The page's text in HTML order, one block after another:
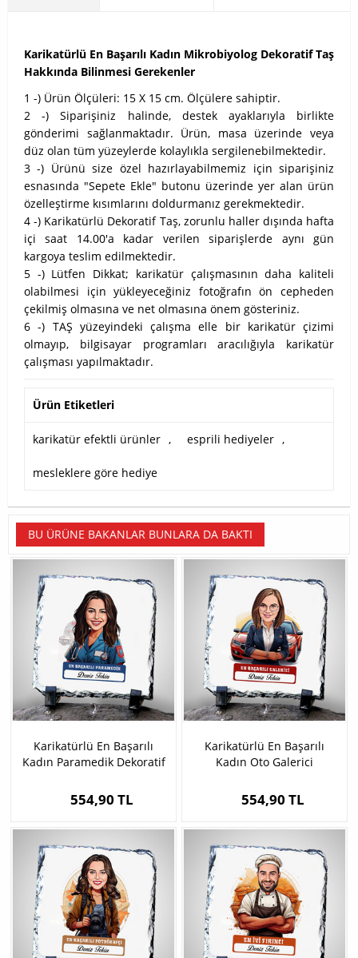
Karikatürlü En Başarılı Kadın Mikrobiyolog Dekoratif Taş
Hakkında Bilinmesi Gerekenler
1 -) Ürün Ölçüleri: 15 X 15 cm. Ölçülere sahiptir.
2 -) Siparişiniz halinde, destek ayaklarıyla birlikte
gönderimi sağlanmaktadır. Ürün, masa üzerinde veya
düz olan tüm yüzeylerde kolaylıkla sergilenebilmektedir.
3 -) Ürünü size özel hazırlayabilmemiz için siparişiniz
esnasında "Sepete Ekle" butonu üzerinde yer alan ürün
özelleştirme kısımlarını doldurmanız gerekmektedir.
4 -) Karikatürlü Dekoratif Taş, zorunlu haller dışında hafta
içi saat 14.00'a kadar verilen siparişlerde aynı gün
kargoya teslim edilmektedir.
5 -) Lütfen Dikkat; karikatür çalışmasının daha kaliteli
olabilmesi için yükleyeceğiniz fotoğrafın ön cepheden
çekilmiş olmasına ve net olmasına önem gösteriniz.
6 -) TAŞ yüzeyindeki çalışma elle bir karikatür çizimi
olmayıp, bilgisayar programları aracılığıyla karikatür
çalışması yapılmaktadır.
Ürün Etiketleri
karikatür efektli ürünler , esprili hediyeler ,
mesleklere göre hediye
BU ÜRÜNE BAKANLAR BUNLARA DA BAKTI
Karikatürlü En Başarılı
Kadın Paramedik Dekoratif
554,90 TL
Karikatürlü En Başarılı
Kadın Oto Galerici
554,90 TL